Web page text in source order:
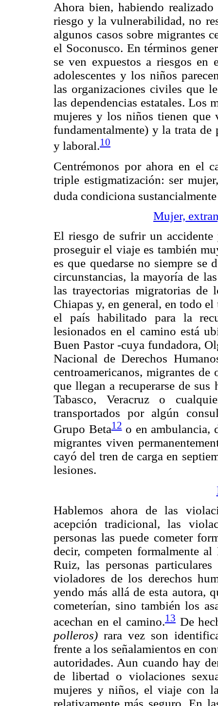
Ahora bien, habiendo
riesgo y la vulnerabilidad, no
algunos casos sobre migrantes
el Soconusco. En términos
se ven expuestos a riesgos en
adolescentes y los niños
las organizaciones civiles que
las dependencias estatales. Los
mujeres y los niños tienen que
fundamentalmente) y la trata de
y laboral.10
Centrémonos por ahora en el
triple estigmatización: ser
duda condiciona
Mujer,
El riesgo de sufrir un
proseguir el viaje es también
es que quedarse no siempre se
circunstancias, la mayoría de
las trayectorias migratorias de
Chiapas y, en general, en todo
el país habilitado para la
lesionados en el camino está
Buen Pastor -cuya fundadora,
Nacional de Derechos
centroamericanos, migrantes
que llegan a recuperarse de
Tabasco, Veracruz o
transportados por algún
Grupo Beta12o en ambulancia,
migrantes viven
cayó del tren de carga en
lesiones.
Hablemos ahora de las
acepción tradicional, las
personas las puede cometer
decir, competen formalmente
Ruiz, las personas
violadores de los derechos
yendo más allá de esta autora,
cometerían, sino también los
acechan en el camino.13De
polleros) rara vez son
frente a los señalamientos en
autoridades. Aun cuando hay
de libertad o violaciones
mujeres y niños, el viaje con
relativamente más seguro. En